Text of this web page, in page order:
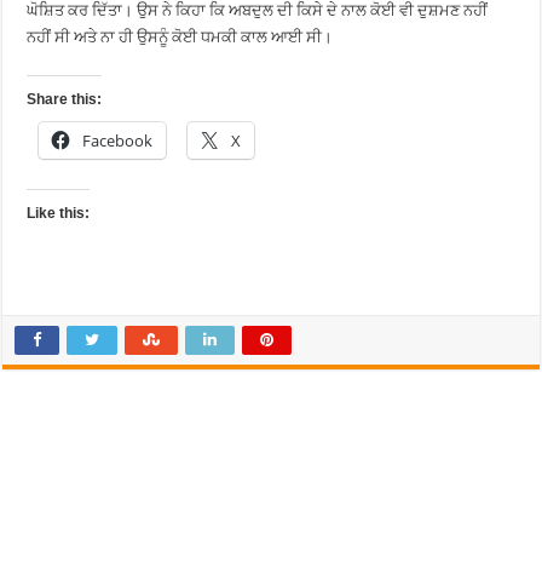
ਘੋਸ਼ਿਤ ਕਰ ਦਿੱਤਾ। ਉਸ ਨੇ ਕਿਹਾ ਕਿ ਅਬਦੁਲ ਦੀ ਕਿਸੇ ਦੇ ਨਾਲ ਕੋਈ ਵੀ ਦੁਸ਼ਮਣ ਨਹੀਂ
ਨਹੀਂ ਸੀ ਅਤੇ ਨਾ ਹੀ ਉਸਨੂੰ ਕੋਈ ਧਮਕੀ ਕਾਲ ਆਈ ਸੀ।
Share this:
Facebook X
Like this: